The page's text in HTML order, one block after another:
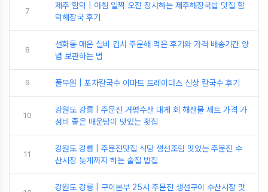
7
제주 함덕 | 아침 일찍 오전 장사하는 제주해장국밥 맛집 함
덕해장국 후기
8
선화동 매운 실비 김치 주문해 먹은 후기와 가격 배송기간 양
념 보관하는 법
9 풀무원 | 포차칼국수 이마트 트레이더스 신상 칼국수 후기
10
강원도 강릉 | 주문진 거평수산 대게 회 해산물 세트 가격 가
성비 좋은 매운탕이 맛있는 횟집
11
강원도 강릉 | 주문진맛집 식당 생선조림 맛있는 주문진 수
산시장 늦게까지 하는 술집 밥집
강원도 강릉 | 구이본부 25시 주문진 생선구이 수산시장 맛